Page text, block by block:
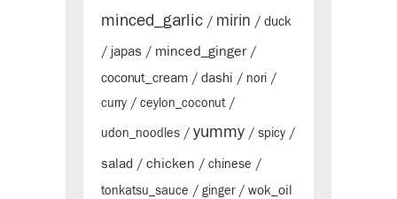
minced_garlic / mirin / duck
/ japas / minced_ginger/
coconut_cream / dashi / nori /
curry / ceylon_coconut/
udon_noodles / yummy / spicy /
salad / chicken / chinese /
tonkatsu_sauce / ginger/ wok_oil